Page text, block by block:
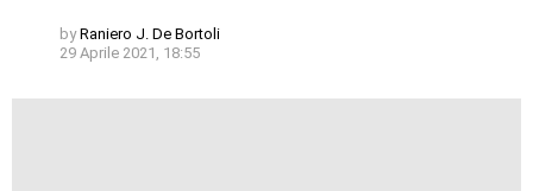
by Raniero J. De Bortoli
29 Aprile 2021, 18:55